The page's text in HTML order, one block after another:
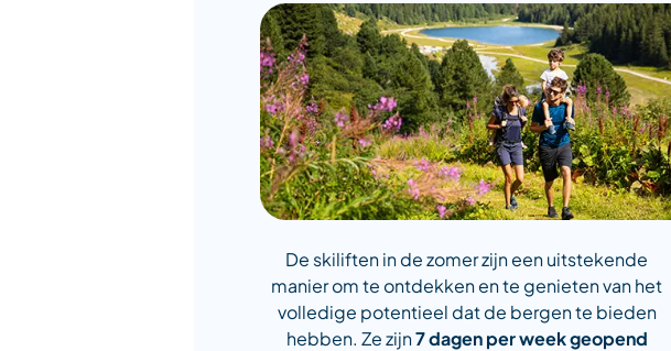
De skiliften in de zomer zijn een uitstekende
manier om te ontdekken en te genieten van het
volledige potentieel dat de bergen te bieden
hebben. Ze zijn7 dagen per week geopend